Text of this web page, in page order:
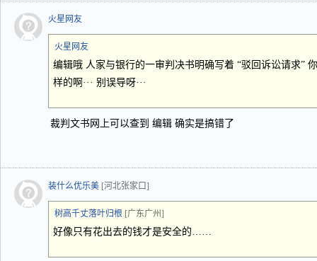
火星网友
火星网友
编辑哦 人家与银行的一审判决书明确写着 “驳回诉讼请求”
样的啊··· 别误导呀···
裁判文书网上可以查到 编辑 确实是搞错了
装什么优乐美 [河北张家口]
树高千丈落叶归根 [广东广州]
好像只有花出去的钱才是安全的……